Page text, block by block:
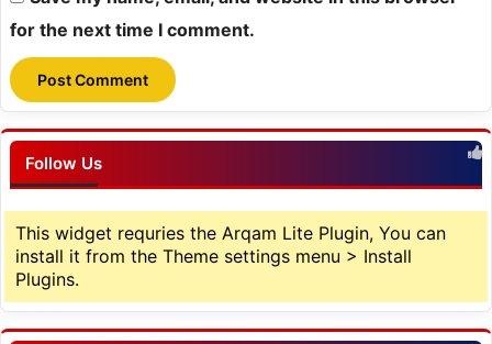
for the next time I comment.
Follow Us
This widget requries the Arqam Lite Plugin, You can
install it from the Theme settings menu > Install
Plugins.